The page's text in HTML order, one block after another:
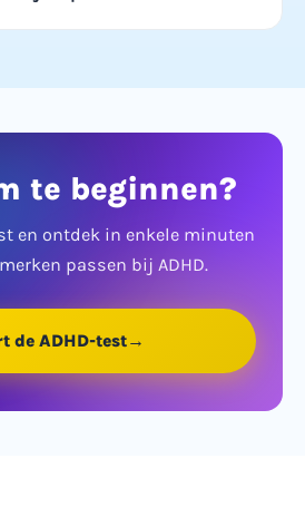
te beginnen?
en ontdek in enkele minuten
passen bij ADHD.
de ADHD-test→